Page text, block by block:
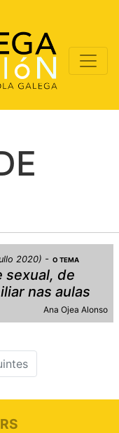
2020) O TEMA
sexual, de
nas aulas
Ana Ojea Alonso